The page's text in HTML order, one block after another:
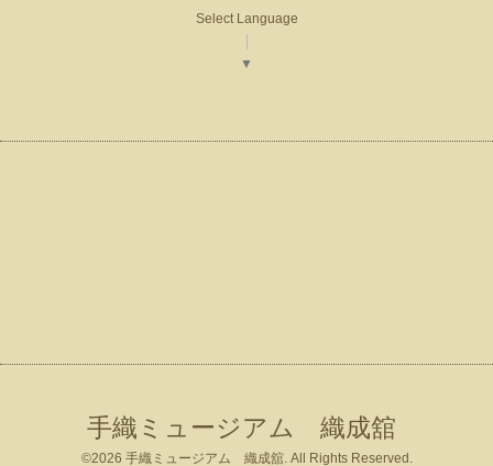
Select Language
▼
手織ミュージアム 織成舘
©2026 手織ミュージアム 織成舘. All Rights Reserved.